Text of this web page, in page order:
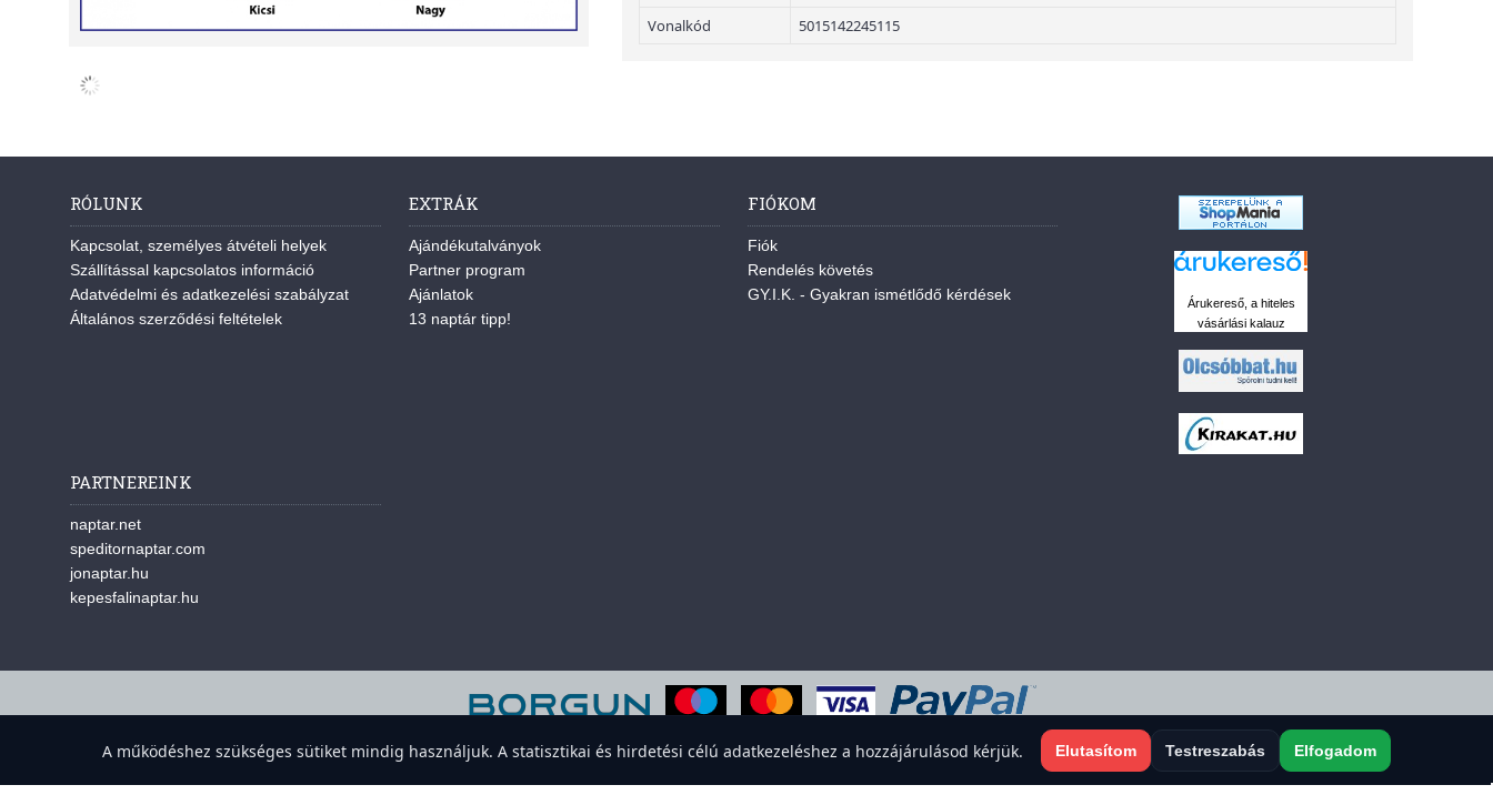
Vonalkód
5015142245115
RÓLUNK
Kapcsolat, személyes átvételi helyek
Szállítással kapcsolatos információ
Adatvédelmi és adatkezelési szabályzat
Általános szerződési feltételek
EXTRÁK
Ajándékutalványok
Partner program
Ajánlatok
13 naptár tipp!
FIÓKOM
Fiók
Rendelés követés
GY.I.K. - Gyakran ismétlődő kérdések
Árukereső, a hiteles
vásárlási kalauz
PARTNEREINK
naptar.net
speditornaptar.com
jonaptar.hu
kepesfalinaptar.hu
A működéshez szükséges sütiket mindig használjuk. A statisztikai és hirdetési célú adatkezeléshez a hozzájárulásod kérjük. Elutasítom Testreszabás Elfogadom
A weboldal sütiket használ a felhasználói élmény javítása érdekében. Elfogadod a sütiket?
Elfogadom Elutasítom